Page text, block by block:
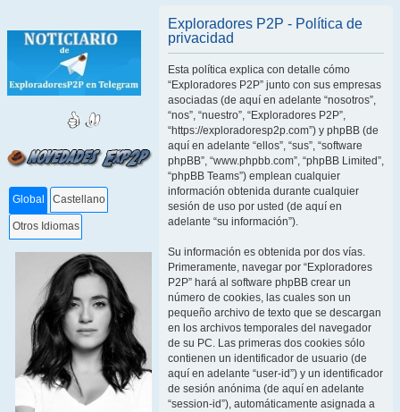
Global Castellano
Otros Idiomas
Exploradores P2P - Política de
privacidad
Esta política explica con detalle cómo
“Exploradores P2P” junto con sus empresas
asociadas (de aquí en adelante “nosotros”,
“nos”, “nuestro”, “Exploradores P2P”,
“https://exploradoresp2p.com”) y phpBB (de
aquí en adelante “ellos”, “sus”, “software
phpBB”, “www.phpbb.com”, “phpBB Limited”,
“phpBB Teams”) emplean cualquier
información obtenida durante cualquier
sesión de uso por usted (de aquí en
adelante “su información”).
Su información es obtenida por dos vías.
Primeramente, navegar por “Exploradores
P2P” hará al software phpBB crear un
número de cookies, las cuales son un
pequeño archivo de texto que se descargan
en los archivos temporales del navegador
de su PC. Las primeras dos cookies sólo
contienen un identificador de usuario (de
aquí en adelante “user-id”) y un identificador
de sesión anónima (de aquí en adelante
“session-id”), automáticamente asignada a